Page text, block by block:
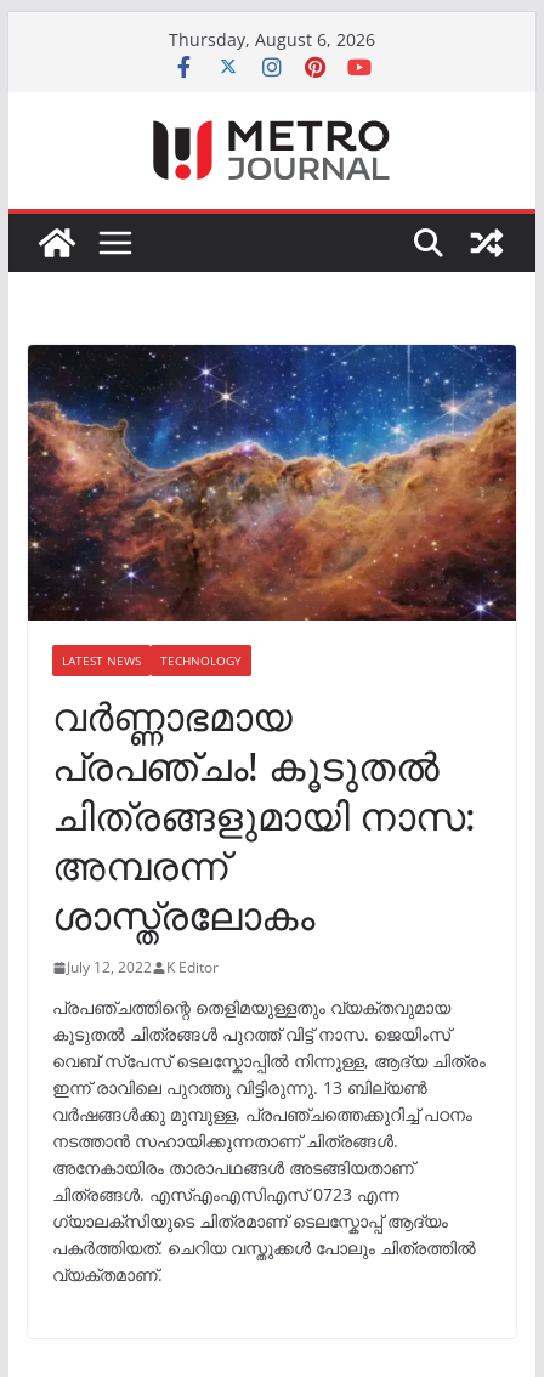
Thursday, August 6, 2026
LATEST NEWS TECHNOLOGY
വര്‍ണ്ണാഭമായ
പ്രപഞ്ചം! കൂടുതൽ
ചിത്രങ്ങളുമായി നാസ:
അമ്പരന്ന്
ശാസ്ത്രലോകം
July 12, 2022 K Editor
പ്രപഞ്ചത്തിന്റെ തെളിമയുള്ളതും വ്യക്തവുമായ
കൂടുതൽ ചിത്രങ്ങൾ പുറത്ത് വിട്ട് നാസ. ജെയിംസ്
വെബ് സ്പേസ് ടെലസ്കോപ്പിൽ നിന്നുള്ള, ആദ്യ ചിത്രം
ഇന്ന് രാവിലെ പുറത്തു വിട്ടിരുന്നു. 13 ബില്യൺ
വർഷങ്ങൾക്കു മുമ്പുള്ള, പ്രപഞ്ചത്തെക്കുറിച്ച് പഠനം
നടത്താൻ സഹായിക്കുന്നതാണ് ചിത്രങ്ങൾ.
അനേകായിരം താരാപഥങ്ങൾ അടങ്ങിയതാണ്
ചിത്രങ്ങൾ. എസ്എംഎസിഎസ് 0723 എന്ന
ഗ്യാലക്സിയുടെ ചിത്രമാണ് ടെലസ്കോപ്പ് ആദ്യം
പകർത്തിയത്. ചെറിയ വസ്തുക്കൾ പോലും ചിത്രത്തിൽ
വ്യക്തമാണ്.